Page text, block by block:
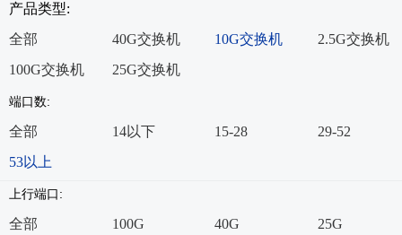
产品类型:
全部
40G交换机 10G交换机
2.5G交换机
100G交换机
25G交换机
端口数:
全部 14以下 15-28
29-52
53以上
上行端口:
全部 100G 40G
25G